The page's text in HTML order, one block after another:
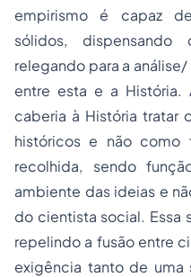
empirismo é capaz
sólidos,
relegando para a
entre esta e a História.
caberia à História tratar
históricos e não como
recolhida, sendo
ambiente das ideias e
do cientista social. Essa
repelindo a fusão entre
exigência tanto de uma